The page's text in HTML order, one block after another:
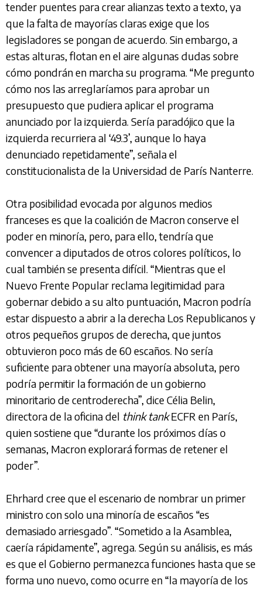
tender puentes para crear alianzas texto a texto, ya
que la falta de mayorías claras exige que los
legisladores se pongan de acuerdo. Sin embargo, a
estas alturas, flotan en el aire algunas dudas sobre
cómo pondrán en marcha su programa. “Me pregunto
cómo nos las arreglaríamos para aprobar un
presupuesto que pudiera aplicar el programa
anunciado por la izquierda. Sería paradójico que la
izquierda recurriera al ‘49.3’, aunque lo haya
denunciado repetidamente”, señala el
constitucionalista de la Universidad de París Nanterre.
Otra posibilidad evocada por algunos medios
franceses es que la coalición de Macron conserve el
poder en minoría, pero, para ello, tendría que
convencer a diputados de otros colores políticos, lo
cual también se presenta difícil. “Mientras que el
Nuevo Frente Popular reclama legitimidad para
gobernar debido a su alto puntuación, Macron podría
estar dispuesto a abrir a la derecha Los Republicanos y
otros pequeños grupos de derecha, que juntos
obtuvieron poco más de 60 escaños. No sería
suficiente para obtener una mayoría absoluta, pero
podría permitir la formación de un gobierno
minoritario de centroderecha”, dice Célia Belin,
directora de la oficina del think tankECFR en París,
quien sostiene que “durante los próximos días o
semanas, Macron explorará formas de retener el
poder”.
Ehrhard cree que el escenario de nombrar un primer
ministro con solo una minoría de escaños “es
demasiado arriesgado”. “Sometido a la Asamblea,
caería rápidamente”, agrega. Según su análisis, es más
es que el Gobierno permanezca funciones hasta que se
forma uno nuevo, como ocurre en “la mayoría de los